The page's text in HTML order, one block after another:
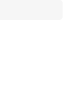
网资源整合的音
音乐紧跟时代潮
流行金曲。无论
制，这款应用都